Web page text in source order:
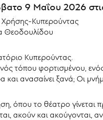
9 Μαΐου 2026
Κυπερούντας
Θεοδουλίδου
Κυπερούντας.
τόπου φορτισμένου,
και ανασαίνει ξανά; Οι
όπου το θέατρο
ακούν και ακούγονται,